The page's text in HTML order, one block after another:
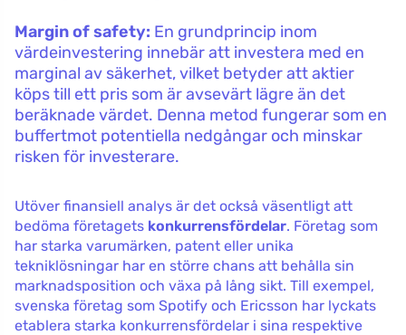
Margin of safety: En grundprincip inom
värdeinvestering innebär att investera med en
marginal av säkerhet, vilket betyder att aktier
köps till ett pris som är avsevärt lägre än det
beräknade värdet. Denna metod fungerar som en
buffertmot potentiella nedgångar och minskar
risken för investerare.
Utöver finansiell analys är det också väsentligt att
bedöma företagets konkurrensfördelar. Företag som
har starka varumärken, patent eller unika
tekniklösningar har en större chans att behålla sin
marknadsposition och växa på lång sikt. Till exempel,
svenska företag som Spotify och Ericsson har lyckats
etablera starka konkurrensfördelar i sina respektive